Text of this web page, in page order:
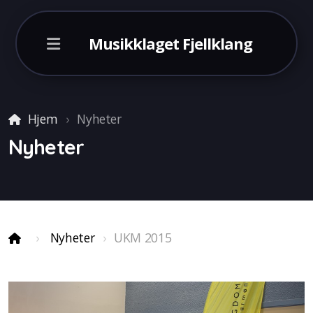
Musikklaget Fjellklang
Hjem Nyheter
Nyheter
Nyheter UKM 2015
Italia 2026